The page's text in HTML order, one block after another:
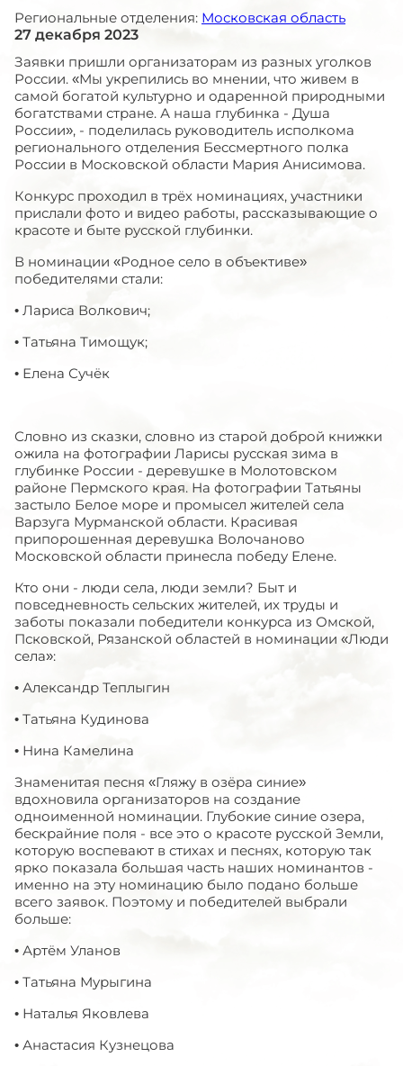
Региональные отделения: Московская область
27 декабря 2023
Заявки пришли организаторам из разных уголков
России. «Мы укрепились во мнении, что живем в
самой богатой культурно и одаренной природными
богатствами стране. А наша глубинка - Душа
России», - поделилась руководитель исполкома
регионального отделения Бессмертного полка
России в Московской области Мария Анисимова.
Конкурс проходил в трёх номинациях, участники
прислали фото и видео работы, рассказывающие о
красоте и быте русской глубинки.
В номинации «Родное село в объективе»
победителями стали:
• Лариса Волкович;
• Татьяна Тимощук;
• Елена Сучёк
Словно из сказки, словно из старой доброй книжки
ожила на фотографии Ларисы русская зима в
глубинке России - деревушке в Молотовском
районе Пермского края. На фотографии Татьяны
застыло Белое море и промысел жителей села
Варзуга Мурманской области. Красивая
припорошенная деревушка Волочаново
Московской области принесла победу Елене.
Кто они - люди села, люди земли? Быт и
повседневность сельских жителей, их труды и
заботы показали победители конкурса из Омской,
Псковской, Рязанской областей в номинации «Люди
села»:
• Александр Теплыгин
• Татьяна Кудинова
• Нина Камелина
Знаменитая песня «Гляжу в озёра синие»
вдохновила организаторов на создание
одноименной номинации. Глубокие синие озера,
бескрайние поля - все это о красоте русской Земли,
которую воспевают в стихах и песнях, которую так
ярко показала большая часть наших номинантов -
именно на эту номинацию было подано больше
всего заявок. Поэтому и победителей выбрали
больше:
• Артём Уланов
• Татьяна Мурыгина
• Наталья Яковлева
• Анастасия Кузнецова